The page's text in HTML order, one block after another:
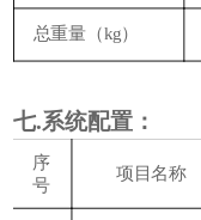
总重量（kg）
七.系统配置：
序
号
项目名称